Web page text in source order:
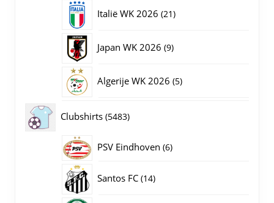
Italië WK 2026 2121
Japan WK 2026 99
Algerije WK 2026 55
Clubshirts 54835483
producten
PSV Eindhoven 66
Santos FC 1414